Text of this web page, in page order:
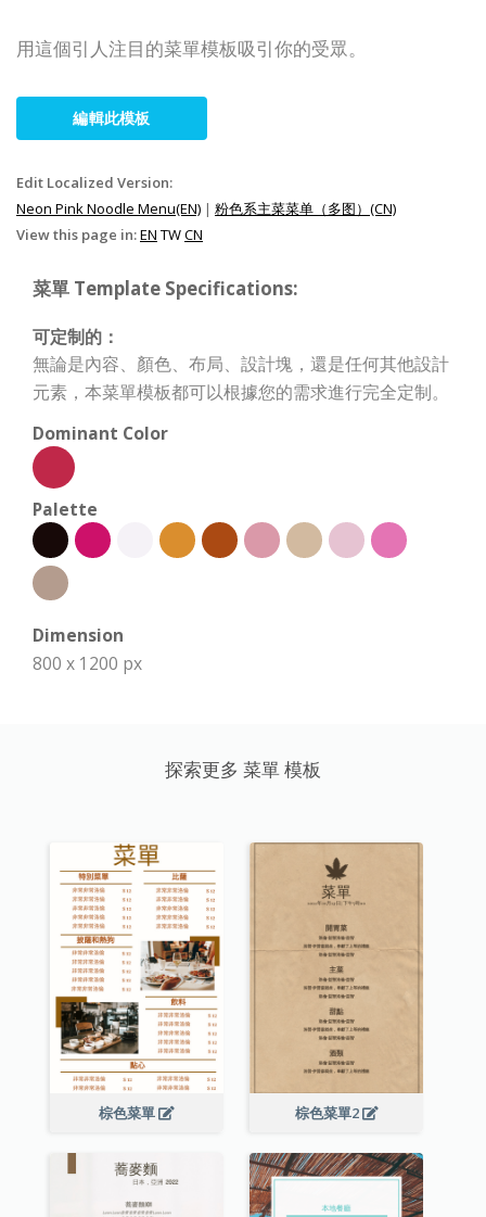
用這個引人注目的菜單模板吸引你的受眾。
編輯此模板
Edit Localized Version:
Neon Pink Noodle Menu(EN) | 粉色系主菜菜单（多图）(CN)
View this page in:EN TWCN
菜單 Template Specifications:
可定制的：
無論是內容、顏色、布局、設計塊，還是任何其他設計
元素，本菜單模板都可以根據您的需求進行完全定制。
Dominant Color
Palette
Dimension
800 x 1200 px
探索更多 菜單 模板
棕色菜單 棕色菜單2